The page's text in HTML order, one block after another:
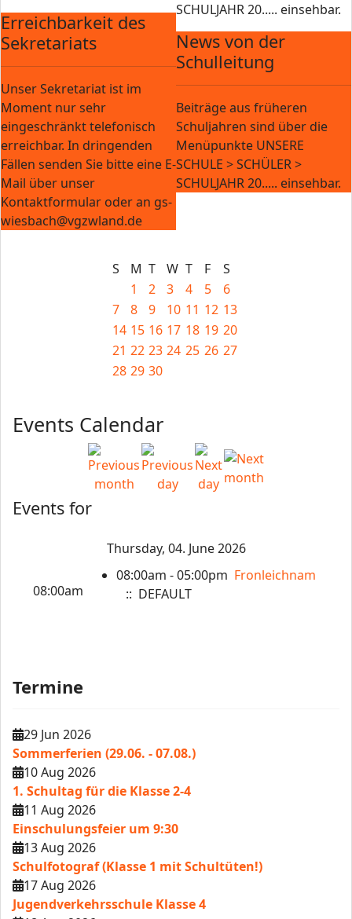
Erreichbarkeit des
Sekretariats
Unser Sekretariat ist im
Moment nur sehr
eingeschränkt telefonisch
erreichbar. In dringenden
Fällen senden Sie bitte eine E-
Mail über unser
Kontaktformular oder an gs-
wiesbach@vgzwland.de
SCHULJAHR 20..... einsehbar.
News von der
Schulleitung
Beiträge aus früheren
Schuljahren sind über die
Menüpunkte UNSERE
SCHULE > SCHÜLER >
SCHULJAHR 20..... einsehbar.
S M T W T F
S
1
2 3 4 5
6
7
8 9 10 11 12 13
14 15 16 17 18 19 20
21 22 23 24 25 26 27
28 29 30
Events Calendar
Events for
Thursday, 04. June 2026
08:00am
08:00am - 05:00pm Fronleichnam
:: DEFAULT
Termine
29 Jun 2026
Sommerferien (29.06. - 07.08.)
10 Aug 2026
1. Schultag für die Klasse 2-4
11 Aug 2026
Einschulungsfeier um 9:30
13 Aug 2026
Schulfotograf (Klasse 1 mit Schultüten!)
17 Aug 2026
Jugendverkehrsschule Klasse 4